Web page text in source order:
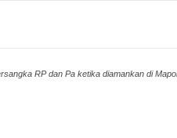
RP dan Pa ketika diamankan di